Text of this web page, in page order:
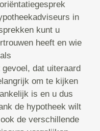
in
kunt u
heeft en wie
dat uiteraard
om te kijken
is en u dus
de hypotheek wilt
de verschillende